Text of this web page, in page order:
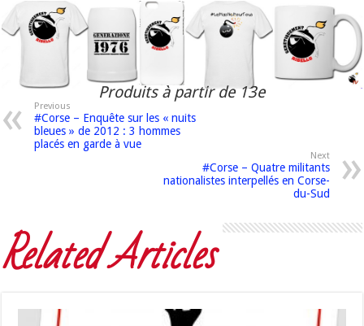
Produits à partir de 13e
Previous
#Corse – Enquête sur les « nuits
bleues » de 2012 : 3 hommes
placés en garde à vue
Next
#Corse – Quatre militants
nationalistes interpellés en Corse-
du-Sud
Related Articles